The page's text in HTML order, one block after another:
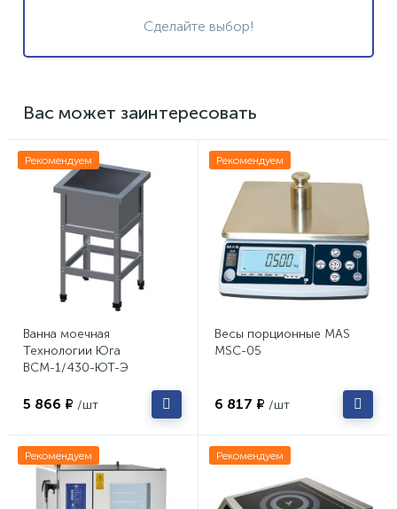
Сделайте выбор!
Вас может заинтересовать
Рекомендуем
Ванна моечная
Технологии Юга
ВСМ-1/430-ЮТ-Э
5 866 ₽ /шт
Рекомендуем
Весы порционные MAS
MSC-05
6 817 ₽ /шт
Рекомендуем Рекомендуем